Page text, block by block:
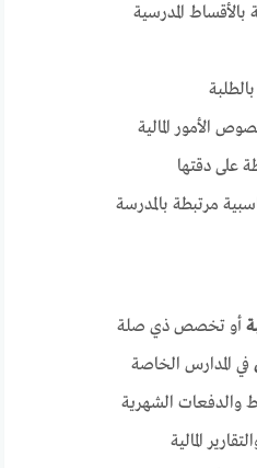
بالأقساط المدرسية
الأمور المالية
على دقتها
مرتبطة بالمدرسة
أو تخصص ذي صلة
في المدارس الخاصة
والدفعات الشهرية
المالية